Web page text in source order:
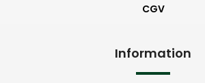
CGV
Information